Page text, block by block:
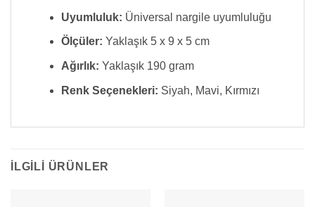
Uyumluluk: Üniversal nargile uyumluluğu
Ölçüler: Yaklaşık 5 x 9 x 5 cm
Ağırlık: Yaklaşık 190 gram
Renk Seçenekleri: Siyah, Mavi, Kırmızı
İLGILI ÜRÜNLER